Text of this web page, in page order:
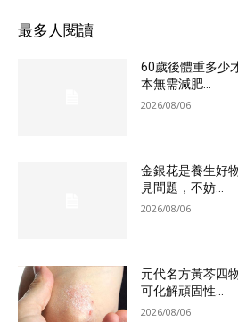
最多人閱讀
60歲後體重多少
本無需減肥...
2026/08/06
金銀花是養生好
見問題，不妨...
2026/08/06
元代名方黃芩四
可化解頑固性...
2026/08/06